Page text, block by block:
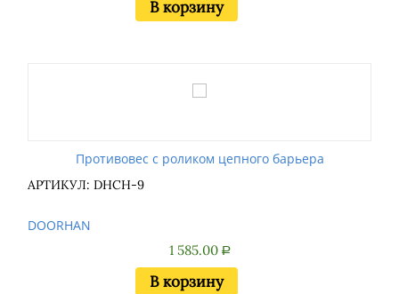
В корзину
Противовес с роликом цепного барьера
АРТИКУЛ: DHCH-9
DOORHAN
1 585.00 Р
В корзину